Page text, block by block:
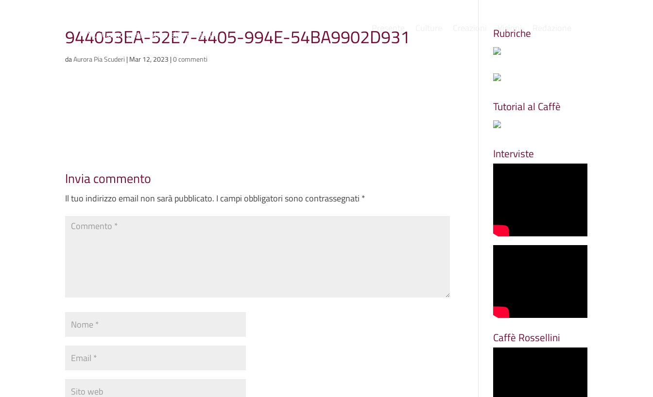
Scriviamo cose, intervistiamo gente Presente Visioni
944053EA-52E7-4405-994E-54BA9902D931
daAurora Pia Scuderi |Mar 12, 2023 |0 commenti
Invia commento
Il tuo indirizzo email non sarà pubblicato. I campi obbligatori sono contrassegnati *
Rubriche
Tutorial al Caffè
Interviste
Caffè Rossellini